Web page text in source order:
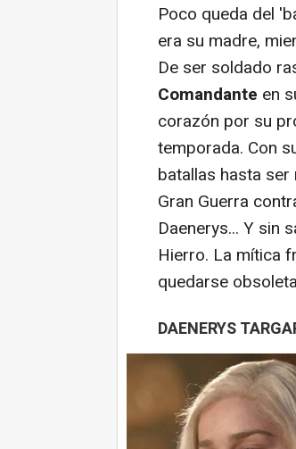
Poco queda del
era su madre,
De ser soldado
Comandante en
corazón por su
temporada. Con
batallas hasta
Gran Guerra
Daenerys... Y sin
Hierro. La mítica
quedarse
DAENERYS